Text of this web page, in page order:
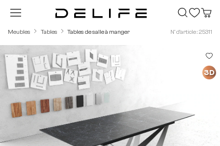
Passer au contenu principal
Meubles Tables Tables de salle à manger N° d'article : 25311
Ignorer la galerie d'images
3D